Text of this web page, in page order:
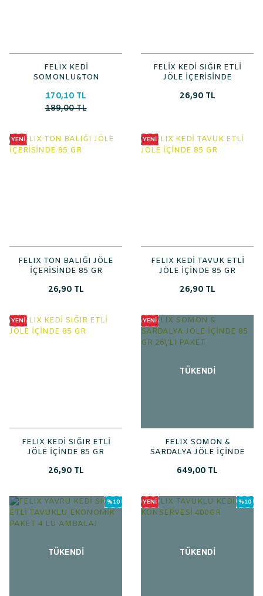
FELIX KEDİ
SOMONLU&TON
PAKET 4 LÜ AMBALAJ
170,10 TL
189,00 TL
FELİX KEDİ SIĞIR ETLİ
JÖLE İÇERİSİNDE
85 GR
26,90 TL
YENİ
FELIX TON BALIĞI JÖLE
İÇERİSİNDE 85 GR
26,90 TL
YENİ
FELIX KEDİ TAVUK ETLİ
JÖLE İÇİNDE 85 GR
26,90 TL
YENİ
FELIX KEDİ SIĞIR ETLİ
JÖLE İÇİNDE 85 GR
26,90 TL
YENİ
TÜKENDİ
FELIX SOMON &
SARDALYA JÖLE İÇİNDE
649,00 TL
%10
TÜKENDİ
YENİ %10
TÜKENDİ